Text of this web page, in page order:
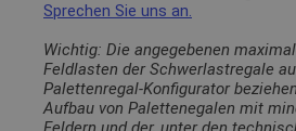
Sprechen Sie uns an.
Wichtig: Die angegebenen
Feldlasten der Schwerlastregale
Palettenregal-Konfigurator
Aufbau von Palettenegalen mit